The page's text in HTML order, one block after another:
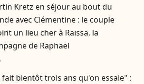
Kretz en séjour au bout du
avec Clémentine : le couple
un lieu cher à Raïssa, la
de Raphaël
fait bientôt trois ans qu'on essaie" :